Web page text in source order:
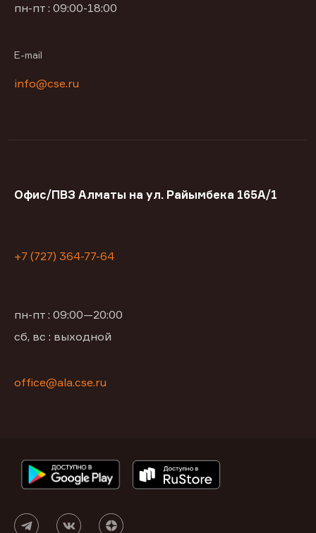
пн-пт : 09:00-18:00
E-mail
info@cse.ru
Офис/ПВЗ Алматы на ул. Райымбека 165А/1
+7 (727) 364-77-64
пн-пт : 09:00—20:00
сб, вс : выходной
office@ala.cse.ru